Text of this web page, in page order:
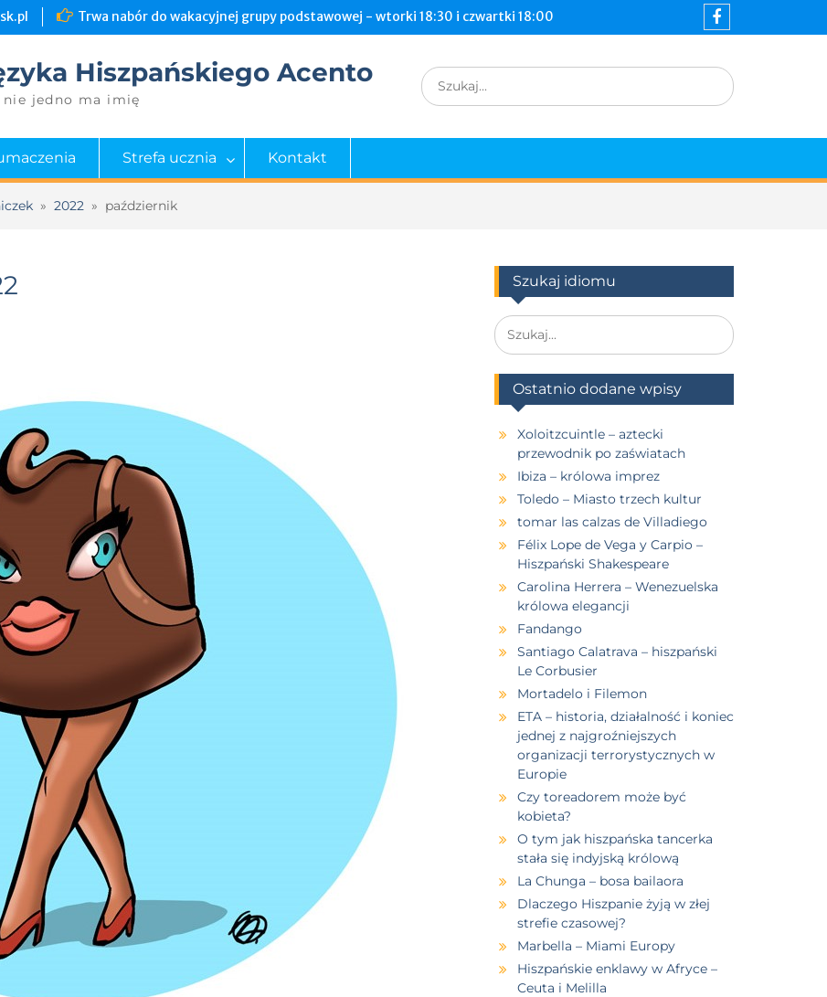
Trwa nabór do wakacyjnej grupy podstawowej - wtorki 18:30 i czwartki 18:00
Facebook
Hiszpańskiego Acento
nie jedno ma imię
Search
for:
Strefa ucznia Kontakt
» 2022 » październik
Szukaj idiomu
Search
for:
Ostatnio dodane wpisy
Xoloitzcuintle – aztecki
przewodnik po zaświatach
Ibiza – królowa imprez
Toledo – Miasto trzech kultur
tomar las calzas de Villadiego
Félix Lope de Vega y Carpio –
Hiszpański Shakespeare
Carolina Herrera – Wenezuelska
królowa elegancji
Fandango
Santiago Calatrava – hiszpański
Le Corbusier
Mortadelo i Filemon
ETA – historia, działalność i koniec
jednej z najgroźniejszych
organizacji terrorystycznych w
Europie
Czy toreadorem może być
kobieta?
O tym jak hiszpańska tancerka
stała się indyjską królową
La Chunga – bosa bailaora
Dlaczego Hiszpanie żyją w złej
strefie czasowej?
Marbella – Miami Europy
Hiszpańskie enklawy w Afryce –
Ceuta i Melilla